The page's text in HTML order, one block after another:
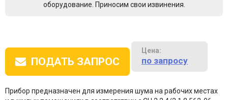
оборудование. Приносим свои извинения.
ПОДАТЬ ЗАПРОС
Цена:
по запросу
Прибор предназначен для измерения шума на рабочих местах